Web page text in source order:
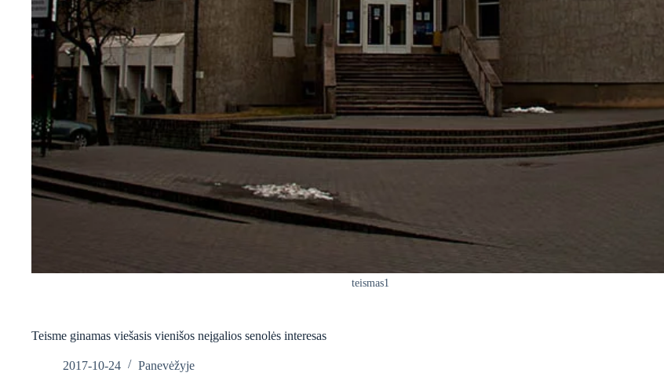
teismas1
Teisme ginamas viešasis vienišos neįgalios senolės interesas
2017-10-24 Panevėžyje